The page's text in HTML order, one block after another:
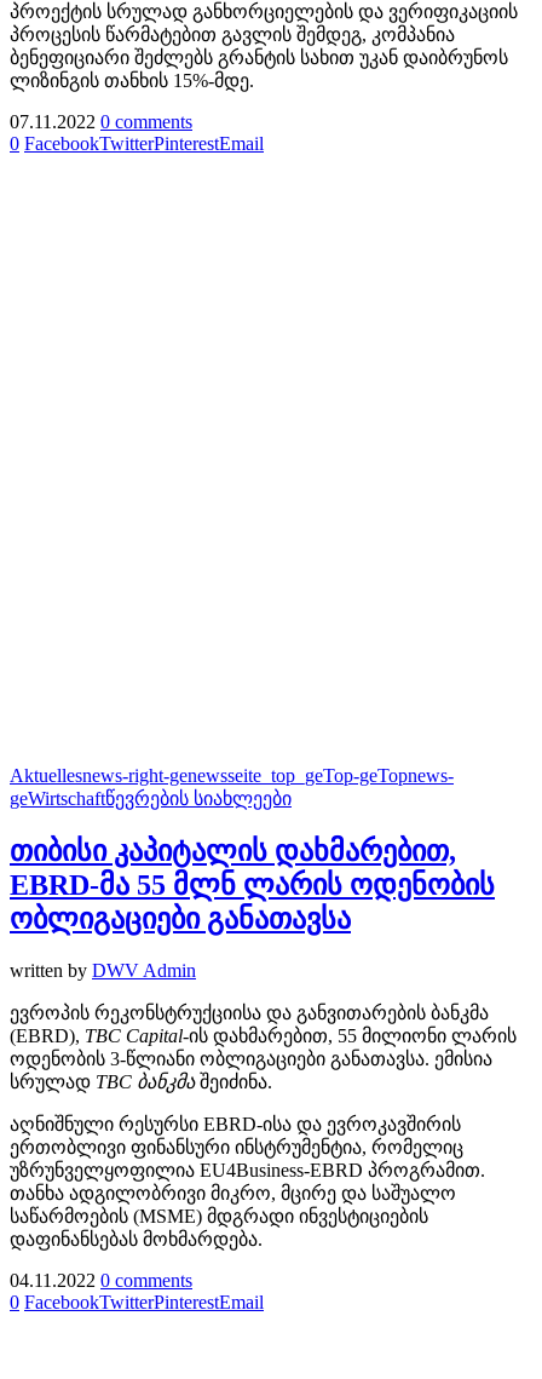
პროექტის სრულად განხორციელების და ვერიფიკაციის
პროცესის წარმატებით გავლის შემდეგ, კომპანია
ბენეფიციარი შეძლებს გრანტის სახით უკან დაიბრუნოს
ლიზინგის თანხის 15%-მდე.
07.11.2022 0 comments
0 FacebookTwitterPinterestEmail
Aktuellesnews-right-genewsseite_top_geTop-geTopnews-
geWirtschaftწევრების სიახლეები
თიბისი კაპიტალის დახმარებით,
EBRD-მა 55 მლნ ლარის ოდენობის
ობლიგაციები განათავსა
written by DWV Admin
ევროპის რეკონსტრუქციისა და განვითარების ბანკმა
(EBRD), TBC Capital-ის დახმარებით, 55 მილიონი ლარის
ოდენობის 3-წლიანი ობლიგაციები განათავსა. ემისია
სრულად TBC ბანკმაშეიძინა.
აღნიშნული რესურსი EBRD-ისა და ევროკავშირის
ერთობლივი ფინანსური ინსტრუმენტია, რომელიც
უზრუნველყოფილია EU4Business-EBRD პროგრამით.
თანხა ადგილობრივი მიკრო, მცირე და საშუალო
საწარმოების (MSME) მდგრადი ინვესტიციების
დაფინანსებას მოხმარდება.
04.11.2022 0 comments
0 FacebookTwitterPinterestEmail